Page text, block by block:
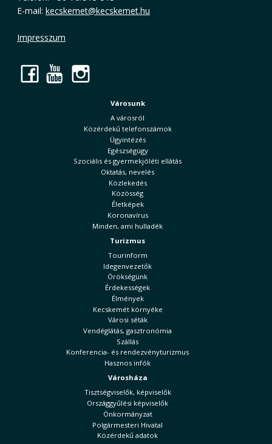
E-mail: kecskemet@kecskemet.hu
Impresszum
Facebook
YouTube
Városunk
A városról
Közérdekű telefonszámok
Ügyintézés
Egészségügy
Szociális és gyermekjóléti ellátás
Oktatás, nevelés
Közlekedés
Közösség
Életképek
Koronavírus
Minden, ami hulladék
Turizmus
Tourinform
Idegenvezetők
Örökségünk
Érdekességek
Élmények
Kecskemét környéke
Városi séták
Vendéglátás, gasztronómia
Szállás
Konferencia- és rendezvényturizmus
Hasznos infók
Városháza
Tisztségviselők, képviselők
Országgyűlési képviselők
Önkormányzat
Polgármesteri Hivatal
Közérdekű adatok